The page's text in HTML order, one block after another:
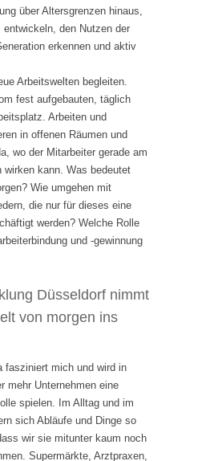
über Altersgrenzen hinaus,
entwickeln, den Nutzen der
erkennen und aktiv
Arbeitswelten begleiten.
fest aufgebauten, täglich
Arbeiten und
in offenen Räumen und
wo der Mitarbeiter gerade am
wirken kann. Was bedeutet
Wie umgehen mit
die nur für dieses eine
werden? Welche Rolle
und -gewinnung
Düsseldorf nimmt
von morgen ins
fasziniert mich und wird in
mehr Unternehmen eine
spielen. Im Alltag und im
sich Abläufe und Dinge so
wir sie mitunter kaum noch
Supermärkte, Arztpraxen,